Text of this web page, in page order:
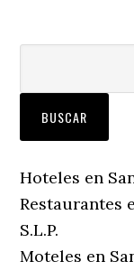
Hoteles en
Restaurantes
S.L.P.
Moteles en